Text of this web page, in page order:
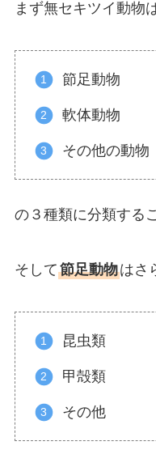
まず無セキツイ動物
節足動物
軟体動物
その他の動物
の３種類に分類する
そして節足動物はさ
昆虫類
甲殻類
その他